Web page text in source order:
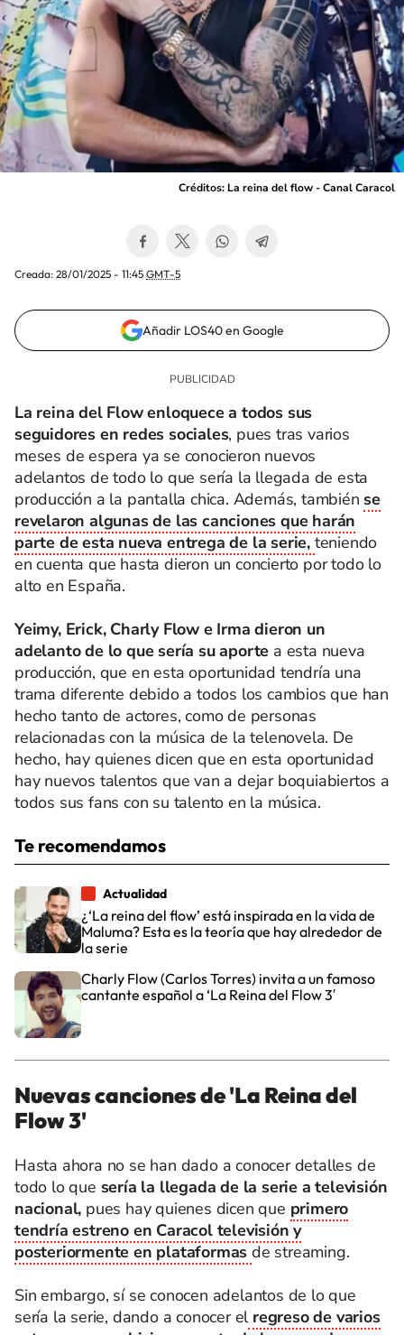
Créditos: La reina del flow - Canal Caracol
Creada: 28/01/2025 - 11:45 GMT-5
Añadir LOS40 en Google
La reina del Flow enloquece a todos sus
seguidores en redes sociales, pues tras varios
meses de espera ya se conocieron nuevos
adelantos de todo lo que sería la llegada de esta
producción a la pantalla chica. Además, también se
revelaron algunas de las canciones que harán
parte de esta nueva entrega de la serie, teniendo
en cuenta que hasta dieron un concierto por todo lo
alto en España.
Yeimy, Erick, Charly Flow e Irma dieron un
adelanto de lo que sería su aporte a esta nueva
producción, que en esta oportunidad tendría una
trama diferente debido a todos los cambios que han
hecho tanto de actores, como de personas
relacionadas con la música de la telenovela. De
hecho, hay quienes dicen que en esta oportunidad
hay nuevos talentos que van a dejar boquiabiertos a
todos sus fans con su talento en la música.
Te recomendamos
Actualidad
¿‘La reina del flow’ está inspirada en la vida de
Maluma? Esta es la teoría que hay alrededor de
la serie
Charly Flow (Carlos Torres) invita a un famoso
cantante español a ‘La Reina del Flow 3′
Nuevas canciones de 'La Reina del
Flow 3'
Hasta ahora no se han dado a conocer detalles de
todo lo que sería la llegada de la serie a televisión
nacional, pues hay quienes dicen que primero
tendría estreno en Caracol televisión y
posteriormente en plataformasde streaming.
Sin embargo, sí se conocen adelantos de lo que
sería la serie, dando a conocer elregreso de varios